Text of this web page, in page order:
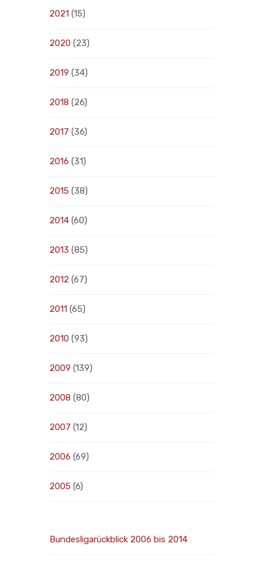
2021 (15)
2020 (23)
2019 (34)
2018 (26)
2017 (36)
2016 (31)
2015 (38)
2014 (60)
2013 (85)
2012 (67)
2011 (65)
2010 (93)
2009 (139)
2008 (80)
2007 (12)
2006 (69)
2005 (6)
Bundesligarückblick 2006 bis 2014